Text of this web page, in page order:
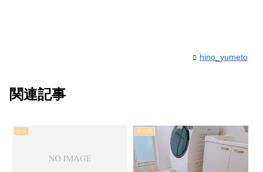
hino_yumeto
関連記事
生活 未分類